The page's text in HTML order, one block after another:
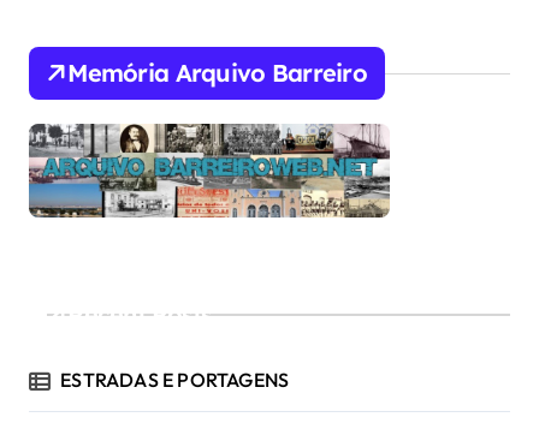
Memória Arquivo Barreiro
Recent Posts
ESTRADAS E PORTAGENS